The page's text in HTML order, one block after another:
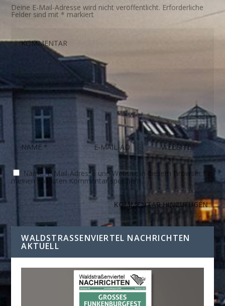
Deine E-Mail-Adresse wird nicht veröffentlicht. Erforderliche
Felder sind mit* markiert
Name, E-Mail-Adresse und Website in diesem Browser für
meinen nächsten Kommentar speichern.
WALDSTRASSENVIERTEL NACHRICHTEN A
KTUELL